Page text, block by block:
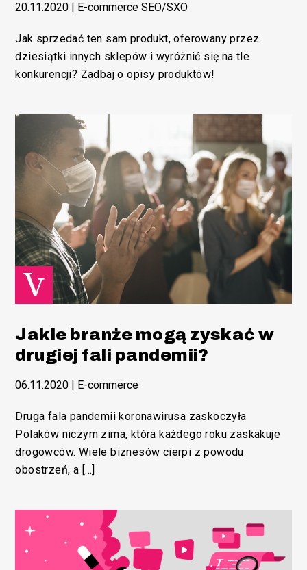
20.11.2020 | E-commerce SEO/SXO
Jak sprzedać ten sam produkt, oferowany przez
dziesiątki innych sklepów i wyróżnić się na tle
konkurencji? Zadbaj o opisy produktów!
Jakie branże mogą zyskać w
drugiej fali pandemii?
06.11.2020 | E-commerce
Druga fala pandemii koronawirusa zaskoczyła
Polaków niczym zima, która każdego roku zaskakuje
drogowców. Wiele biznesów cierpi z powodu
obostrzeń, a […]